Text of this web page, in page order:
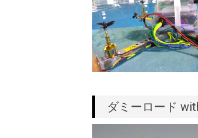
ダミーロード